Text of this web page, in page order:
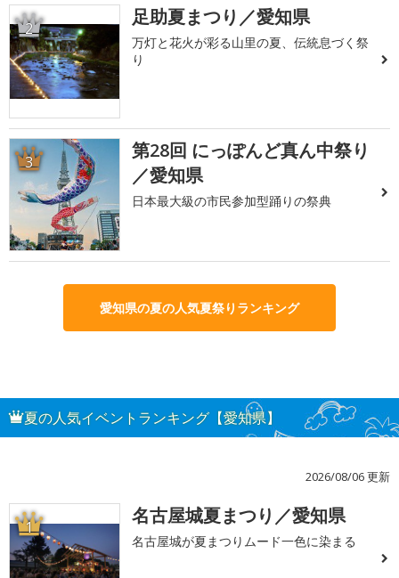
2 足助夏まつり／愛知県
万灯と花火が彩る山里の夏、伝統息づく祭
り
3
第28回 にっぽんど真ん中祭り
／愛知県
日本最大級の市民参加型踊りの祭典
愛知県の夏の人気夏祭りランキング
夏の人気イベントランキング【愛知県】
2026/08/06 更新
1 名古屋城夏まつり／愛知県
名古屋城が夏まつりムード一色に染まる